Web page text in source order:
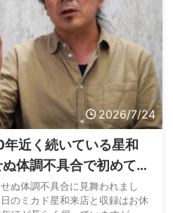
2026/7/24
近く続いている星和
体調不具合で初めて
んが登場
ぬ体調不具合に見舞われまし
のミカド星和来店と収録はお休